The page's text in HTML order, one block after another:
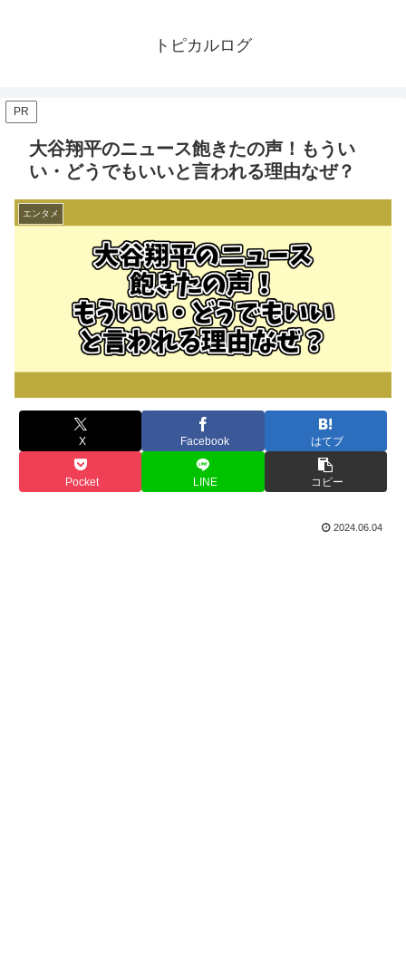
トピカルログ
PR
大谷翔平のニュース飽きたの声！もうい
い・どうでもいいと言われる理由なぜ？
エンタメ
X Facebook はてブ
Pocket LINE コピー
2024.06.04